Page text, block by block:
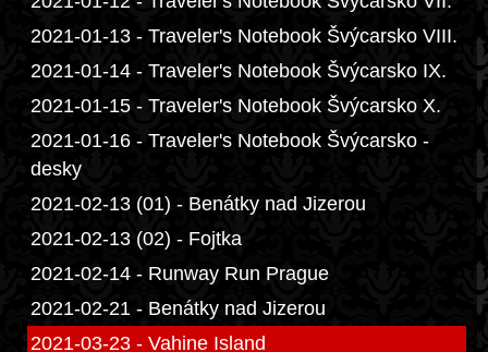
2021-01-13 - Traveler's Notebook Švýcarsko VIII.
2021-01-14 - Traveler's Notebook Švýcarsko IX.
2021-01-15 - Traveler's Notebook Švýcarsko X.
2021-01-16 - Traveler's Notebook Švýcarsko -
desky
2021-02-13 (01) - Benátky nad Jizerou
2021-02-13 (02) - Fojtka
2021-02-14 - Runway Run Prague
2021-02-21 - Benátky nad Jizerou
2021-03-23 - Vahine Island